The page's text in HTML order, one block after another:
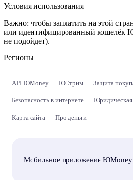
Условия использования
Важно: чтобы заплатить на этой
или идентифицированный кошелёк
не подойдет).
Регионы
API ЮMoney ЮСтрим Защита
Безопасность в интернете
Карта сайта Про деньги
Мобильное приложение ЮMoney